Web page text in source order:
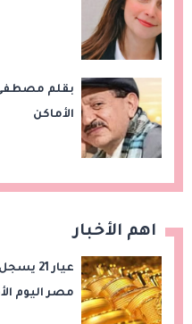
بقلم مصطفى
الأماكن
اهم الأخبار
مصر اليوم